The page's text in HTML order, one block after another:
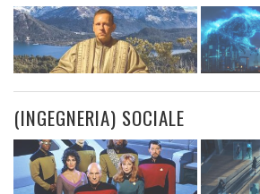
(INGEGNERIA) SOCIALE